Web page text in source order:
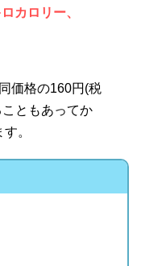
カロリー、
価格の160円(税
ともあってか
。